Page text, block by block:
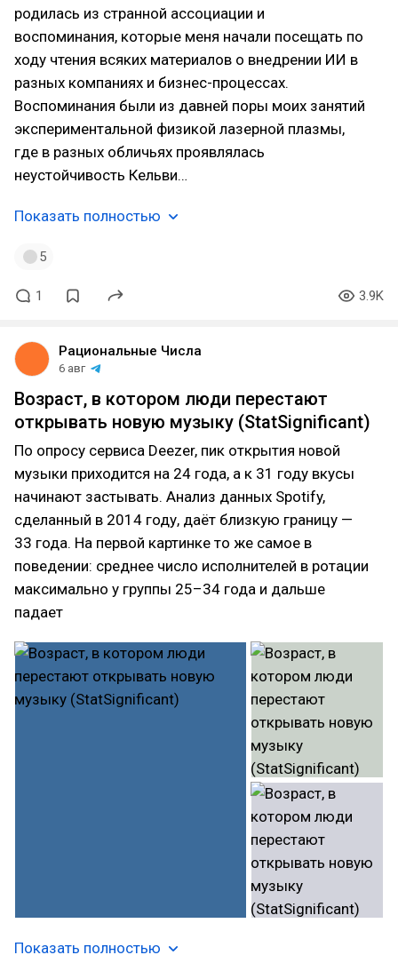
родилась из странной ассоциации и
воспоминания, которые меня начали посещать по
ходу чтения всяких материалов о внедрении ИИ в
разных компаниях и бизнес-процессах.
Воспоминания были из давней поры моих занятий
экспериментальной физикой лазерной плазмы,
где в разных обличьях проявлялась
неустойчивость Кельви…
Показать полностью
5
1 3.9K
Рациональные Числа
6 авг
Возраст, в котором люди перестают
открывать новую музыку (StatSignificant)
По опросу сервиса Deezer, пик открытия новой
музыки приходится на 24 года, а к 31 году вкусы
начинают застывать. Анализ данных Spotify,
сделанный в 2014 году, даёт близкую границу —
33 года. На первой картинке то же самое в
поведении: среднее число исполнителей в ротации
максимально у группы 25–34 года и дальше
падает
Показать полностью